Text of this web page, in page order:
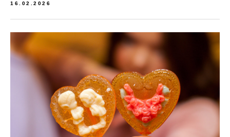
16.02.2026